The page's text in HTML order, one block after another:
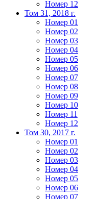
Номер 12
Том 31, 2018 г.
Номер 01
Номер 02
Номер 03
Номер 04
Номер 05
Номер 06
Номер 07
Номер 08
Номер 09
Номер 10
Номер 11
Номер 12
Том 30, 2017 г.
Номер 01
Номер 02
Номер 03
Номер 04
Номер 05
Номер 06
Номер 07